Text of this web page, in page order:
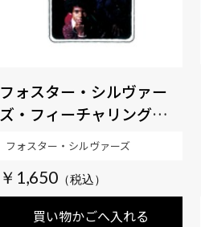
フォスター・シルヴァー
ズ・フィーチャリング・パ
ット＆アンジー 【SOUL百
￥1,650
買い物かごへ入れる
フォスター・シルヴァーズ